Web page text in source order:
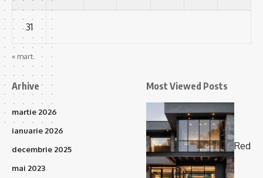
31
« mart.
Arhive
martie 2026
ianuarie 2026
decembrie 2025
mai 2023
Most Viewed Posts
Red